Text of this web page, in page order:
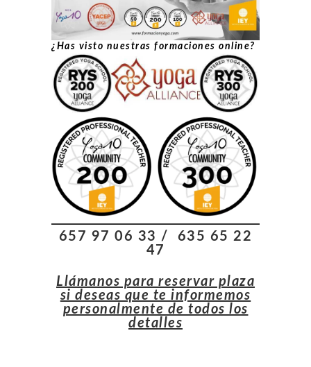
¿Has visto nuestras formaciones online?
657 97 06 33 / 635 65 22
47
Llámanos para reservar plaza
si deseas que te informemos
personalmente de todos los
detalles